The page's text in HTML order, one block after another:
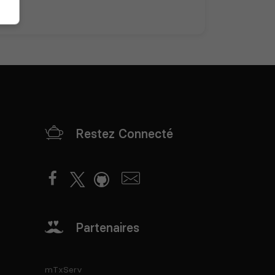
Restez Connecté
Partenaires
mTxServ